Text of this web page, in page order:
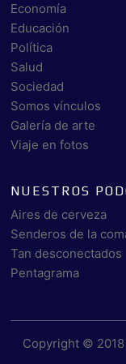
Economía
Educación
Política
Salud
Sociedad
Somos vínculos
Galería de arte
Viaje en fotos
NUESTROS
Aires de cerveza
Senderos de la
Tan desconectados
Pentagrama
Copyright ©